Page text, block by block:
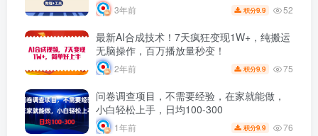
3年前 积分9.9 52
最新AI合成技术！7天疯狂变现1W+，纯搬运
无脑操作，百万播放量秒变！
2年前 积分9.9 75
问卷调查项目，不需要经验，在家就能做，
小白轻松上手，日均100-300
1年前 积分9.9 76